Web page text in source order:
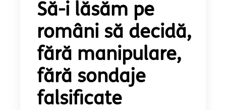
Să-i lăsăm pe
români să decidă,
fără manipulare,
fără sondaje
falsificate